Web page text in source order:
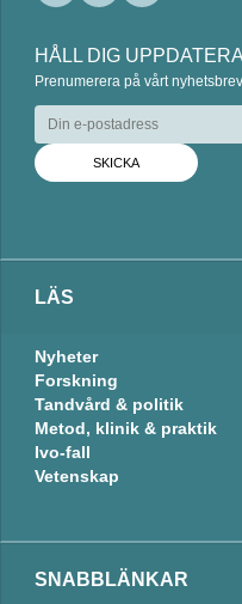
n
k
n
c
e
o
o
k
a
i
HÅLL DIG
Prenumerera på vårt
LÄS
Nyheter
Forskning
Tandvård & politik
Metod, klinik & praktik
Ivo-fall
Vetenskap
SNABBLÄNKAR